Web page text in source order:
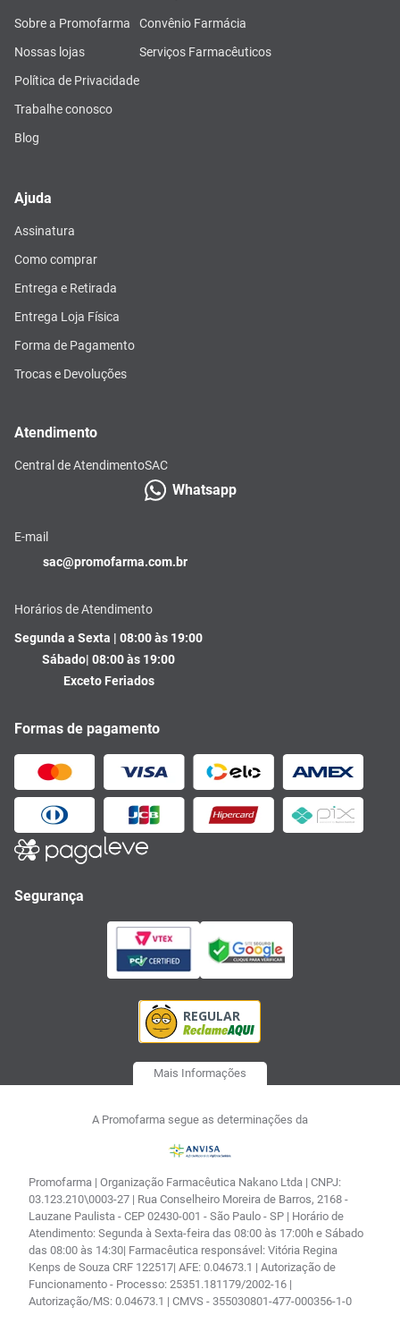
Sobre a Promofarma
Nossas lojas
Política de Privacidade
Trabalhe conosco
Blog
Convênio Farmácia
Serviços Farmacêuticos
Ajuda
Assinatura
Como comprar
Entrega e Retirada
Entrega Loja Física
Forma de Pagamento
Trocas e Devoluções
Atendimento
Central de AtendimentoSAC
Whatsapp
E-mail
sac@promofarma.com.br
Horários de Atendimento
Segunda a Sexta | 08:00 às 19:00
Sábado| 08:00 às 19:00
Exceto Feriados
Formas de pagamento
Segurança
Mais Informações
A Promofarma segue as determinações da
Promofarma | Organização Farmacêutica Nakano Ltda | CNPJ:
03.123.210\0003-27 | Rua Conselheiro Moreira de Barros, 2168 -
Lauzane Paulista - CEP 02430-001 - São Paulo - SP | Horário de
Atendimento: Segunda à Sexta-feira das 08:00 às 17:00h e Sábado
das 08:00 às 14:30| Farmacêutica responsável: Vitória Regina
Kenps de Souza CRF 122517| AFE: 0.04673.1 | Autorização de
Funcionamento - Processo: 25351.181179/2002-16 |
Autorização/MS: 0.04673.1 | CMVS - 355030801-477-000356-1-0